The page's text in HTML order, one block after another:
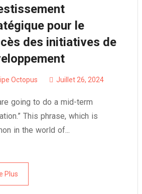
pour le
des initiatives de
Octopus Juillet 26, 2024
going to do a mid-term
This phrase, which is
in the world of...
Plus